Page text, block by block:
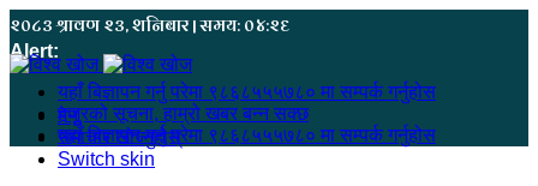
२०८३ श्रावण २३, शनिबार | समय: ०४:२६
Alert:
यहाँ बिज्ञापन गर्नु परेमा ९८६८५५५७८० मा सम्पर्क गर्नुहोस
हजुरको सूचना, हाम्रो खबर बन्न सक्छ
यहाँ बिज्ञापन गर्नु परेमा ९८६८५५५७८० मा सम्पर्क गर्नुहोस
मेनू
समाचार खोज्नुहोस्
Switch skin